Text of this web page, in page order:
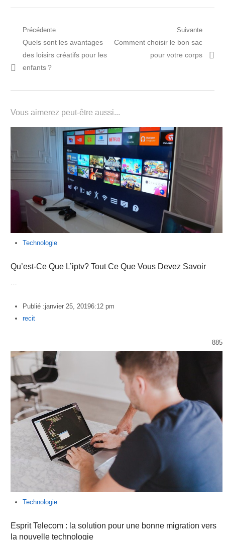
Navigation
l’article
Précédente
Post
précédent:
Quels sont les avantages
des loisirs créatifs pour les
enfants ?
Suivante
Prochain
Comment choisir le bon sac
pour votre corps
Vous aimerez peut-être aussi...
Technologie
Qu’est-Ce Que L’iptv? Tout Ce Que Vous Devez Savoir
Publié :janvier 25, 20196:12 pm
Author
recit
885
Technologie
Esprit Telecom : la solution pour une bonne migration vers
la nouvelle technologie